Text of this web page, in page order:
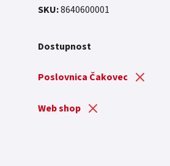
SKU:8640600001
Dostupnost
Poslovnica Čakovec
Web shop